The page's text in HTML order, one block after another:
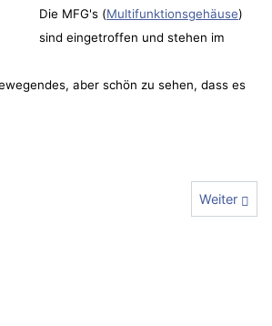
Die MFG's (Multifunktionsgehäuse)
sind eingetroffen und stehen im
aber schön zu sehen, dass es
ersten Gehäuse stehen Nächster
Weiter